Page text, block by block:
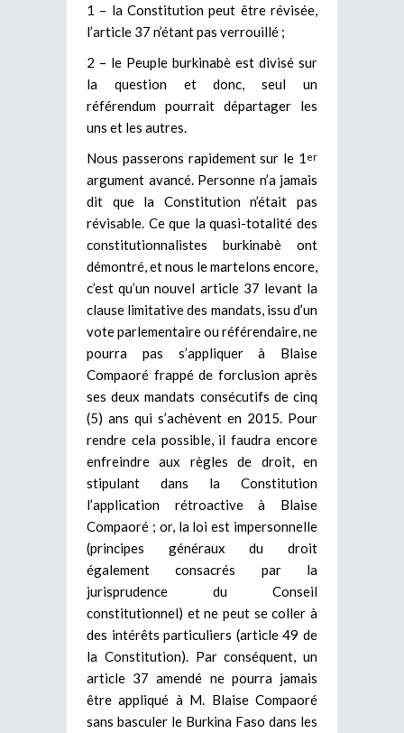
1 – la Constitution peut être révisée,
l’article 37 n’étant pas verrouillé ;
2 – le Peuple burkinabè est divisé sur
la question et donc, seul un
référendum pourrait départager les
uns et les autres.
Nous passerons rapidement sur le 1 er
argument avancé. Personne n’a jamais
dit que la Constitution n’était pas
révisable. Ce que la quasi-totalité des
constitutionnalistes burkinabè ont
démontré, et nous le martelons encore,
c’est qu’un nouvel article 37 levant la
clause limitative des mandats, issu d’un
vote parlementaire ou référendaire, ne
pourra pas s’appliquer à Blaise
Compaoré frappé de forclusion après
ses deux mandats consécutifs de cinq
(5) ans qui s’achèvent en 2015. Pour
rendre cela possible, il faudra encore
enfreindre aux règles de droit, en
stipulant dans la Constitution
l’application rétroactive à Blaise
Compaoré ; or, la loi est impersonnelle
(principes généraux du droit
également consacrés par la
jurisprudence du Conseil
constitutionnel) et ne peut se coller à
des intérêts particuliers (article 49 de
la Constitution). Par conséquent, un
article 37 amendé ne pourra jamais
être appliqué à M. Blaise Compaoré
sans basculer le Burkina Faso dans les